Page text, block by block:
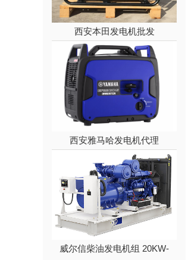
西安本田发电机批发
西安雅马哈发电机代理
威尔信柴油发电机组 20KW-